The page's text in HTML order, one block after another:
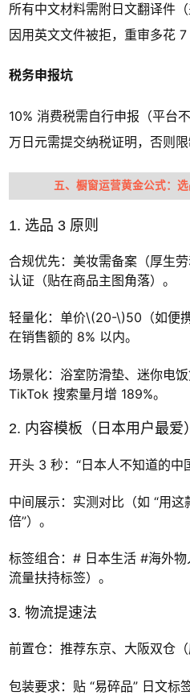
所有中文材料需附日文翻译件
因用英文文件被拒，重审多花 7
税务申报坑
10% 消费税需自行申报（平台
万日元需提交纳税证明，否则限
五、橱窗运营黄金公式：
1. 选品 3 原则
合规优先：美妆需备案（厚生
认证（贴在商品主图角落）。
轻量化：单价\(20-\)50（如便
在销售额的 8% 以内。
场景化：浴室防滑垫、迷你电
TikTok 搜索量月增 189%。
2. 内容模板（日本用户最爱）
开头 3 秒：“日本人不知道的中
中间展示：实测对比（如 “用
倍”）。
标签组合：# 日本生活 #海外
流量扶持标签）。
3. 物流提速法
前置仓：推荐东京、大阪双仓
包装要求：贴 “易碎品” 日文标